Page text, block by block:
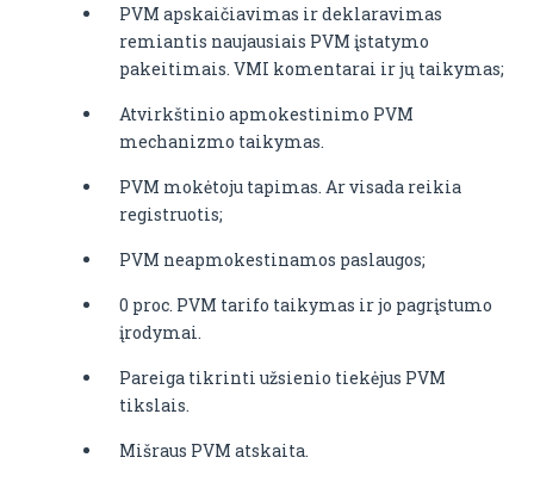
PVM apskaičiavimas ir deklaravimas
remiantis naujausiais PVM įstatymo
pakeitimais. VMI komentarai ir jų taikymas;
Atvirkštinio apmokestinimo PVM
mechanizmo taikymas.
PVM mokėtoju tapimas. Ar visada reikia
registruotis;
PVM neapmokestinamos paslaugos;
0 proc. PVM tarifo taikymas ir jo pagrįstumo
įrodymai.
Pareiga tikrinti užsienio tiekėjus PVM
tikslais.
Mišraus PVM atskaita.